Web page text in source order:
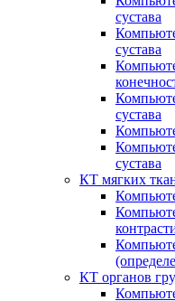
сустава
сустава
сустава
сустава
КТ мягких
КТ органов